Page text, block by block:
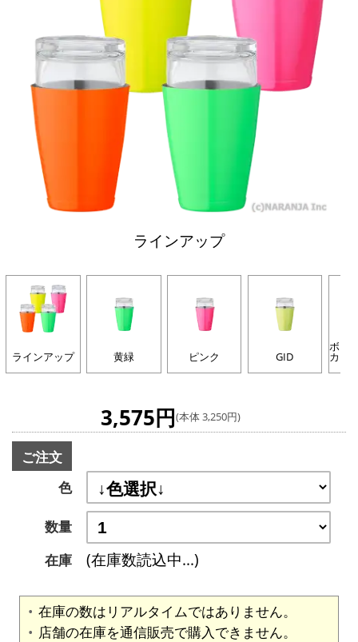
ラインアップ
ラインアップ 黄緑 ピンク GID
ボス
カー
3,575円(本体 3,250円)
ご注文
色
数量
在庫
(在庫数読込中...)
在庫の数はリアルタイムではありません。
店舗の在庫を通信販売で購入できません。